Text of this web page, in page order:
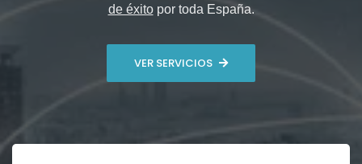
de éxitopor toda España.
VER SERVICIOS